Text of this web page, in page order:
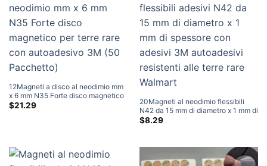
12Magneti a disco al neodimio mm
x 6 mm N35 Forte disco magnetico
per terre rare con autoadesivo 3M
$21.29
20Magneti al neodimio flessibili
N42 da 15 mm di diametro x 1 mm di
spessore con adesivi 3M
$8.29